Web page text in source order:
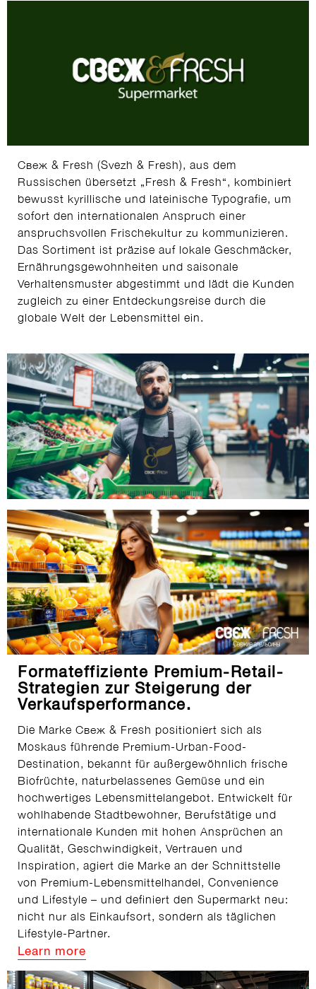
Свеж & Fresh (Svezh & Fresh), aus dem
Russischen übersetzt „Fresh & Fresh“, kombiniert
bewusst kyrillische und lateinische Typografie, um
sofort den internationalen Anspruch einer
anspruchsvollen Frischekultur zu kommunizieren.
Das Sortiment ist präzise auf lokale Geschmäcker,
Ernährungsgewohnheiten und saisonale
Verhaltensmuster abgestimmt und lädt die Kunden
zugleich zu einer Entdeckungsreise durch die
globale Welt der Lebensmittel ein.
Formateffiziente Premium-Retail-
Strategien zur Steigerung der
Verkaufsperformance.
Die Marke Свеж & Fresh positioniert sich als
Moskaus führende Premium-Urban-Food-
Destination, bekannt für außergewöhnlich frische
Biofrüchte, naturbelassenes Gemüse und ein
hochwertiges Lebensmittelangebot. Entwickelt für
wohlhabende Stadtbewohner, Berufstätige und
internationale Kunden mit hohen Ansprüchen an
Qualität, Geschwindigkeit, Vertrauen und
Inspiration, agiert die Marke an der Schnittstelle
von Premium-Lebensmittelhandel, Convenience
und Lifestyle – und definiert den Supermarkt neu:
nicht nur als Einkaufsort, sondern als täglichen
Lifestyle-Partner.
Learn more